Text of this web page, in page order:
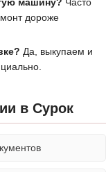
дороже
Да, выкупаем и
в Сурок